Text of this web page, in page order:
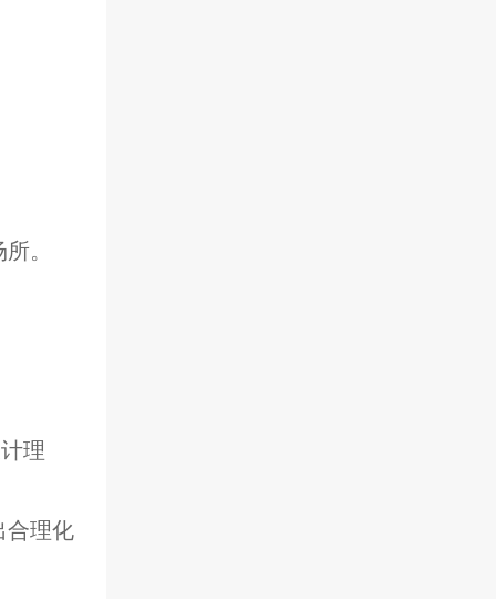
。
理
合理化